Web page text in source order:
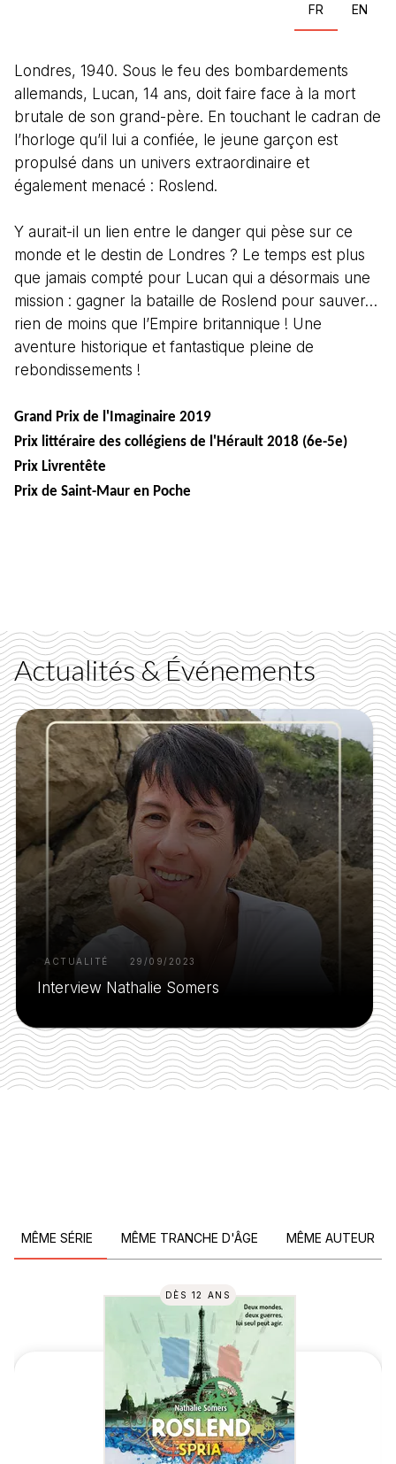
FR EN
Londres, 1940. Sous le feu des bombardements
allemands, Lucan, 14 ans, doit faire face à la mort
brutale de son grand-père. En touchant le cadran de
l’horloge qu’il lui a confiée, le jeune garçon est
propulsé dans un univers extraordinaire et
également menacé : Roslend.
Y aurait-il un lien entre le danger qui pèse sur ce
monde et le destin de Londres ? Le temps est plus
que jamais compté pour Lucan qui a désormais une
mission : gagner la bataille de Roslend pour sauver…
rien de moins que l’Empire britannique ! Une
aventure historique et fantastique pleine de
rebondissements !
Grand Prix de l'Imaginaire 2019
Prix littéraire des collégiens de l'Hérault 2018 (6e-5e)
Prix Livrentête
Prix de Saint-Maur en Poche
Actualités & Événements
ACTUALITÉ 29/09/2023
Interview Nathalie Somers
MÊME SÉRIE MÊME TRANCHE D'ÂGE MÊME AUTEUR
DÈS 12 ANS